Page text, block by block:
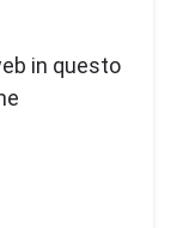
in questo